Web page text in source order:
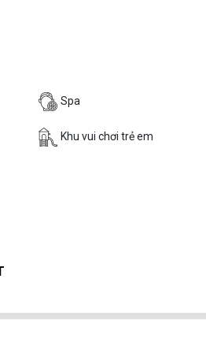
Spa
Khu vui chơi trẻ em